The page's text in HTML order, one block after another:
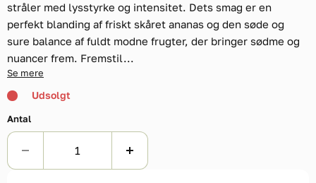
stråler med lysstyrke og intensitet. Dets smag er en
perfekt blanding af friskt skåret ananas og den søde og
sure balance af fuldt modne frugter, der bringer sødme og
nuancer frem. Fremstil...
Se mere
Udsolgt
Antal